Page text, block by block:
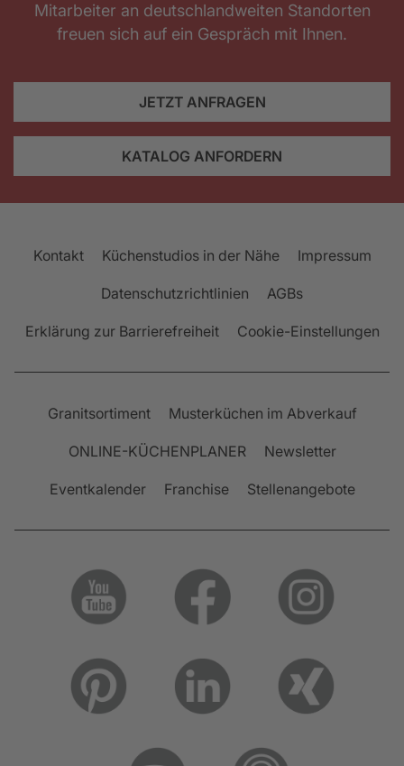
Mitarbeiter an deutschlandweiten Standorten
freuen sich auf ein Gespräch mit Ihnen.
JETZT ANFRAGEN
KATALOG ANFORDERN
Kontakt Küchenstudios in der Nähe Impressum
Datenschutzrichtlinien AGBs
Erklärung zur Barrierefreiheit Cookie-Einstellungen
Granitsortiment Musterküchen im Abverkauf
ONLINE-KÜCHENPLANER Newsletter
Eventkalender Franchise Stellenangebote